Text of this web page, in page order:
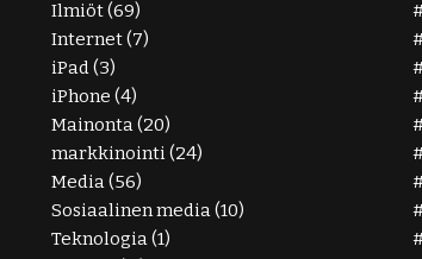
Ilmiöt(69)
Internet(7)
iPad (3)
iPhone (4)
Mainonta (20)
markkinointi (24)
Media (56)
Sosiaalinen media (10)
Teknologia (1)